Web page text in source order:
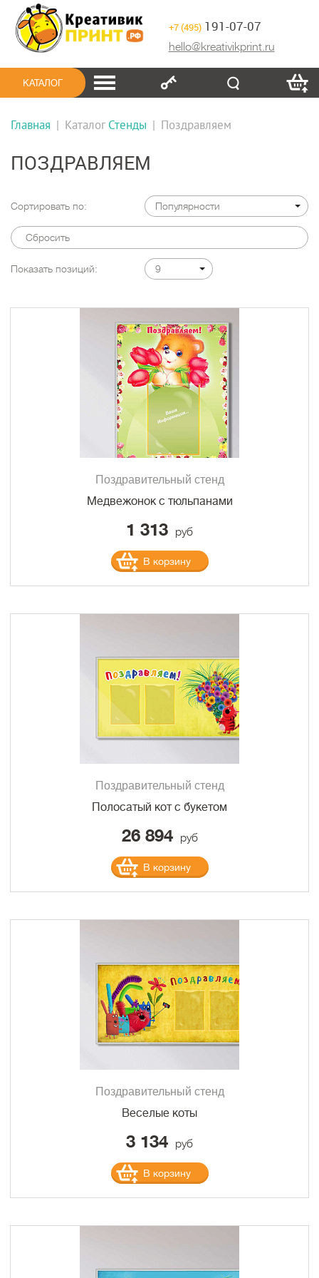
+7 (495)191-07-07
hello@kreativikprint.ru
КАТАЛОГ
Главная | КаталогСтенды | Поздравляем
ПОЗДРАВЛЯЕМ
Сортировать по: Популярности
Сбросить
Показать позиций: 9
Поздравительный стенд
Медвежонок с тюльпанами
1 313 руб
В корзину
Поздравительный стенд
Полосатый кот с букетом
26 894 руб
В корзину
Поздравительный стенд
Веселые коты
3 134 руб
В корзину